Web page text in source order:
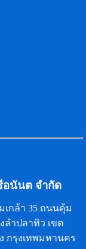
อนันต จำกัด
เกล้า 35 ถนนคุ้ม
ลำปลาทิว เขต
กรุงเทพมหานคร